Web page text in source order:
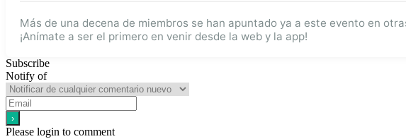
Más de una decena de miembros se han apuntado ya a este evento en
¡Anímate a ser el primero en venir desde la web y la app!
Subscribe
Notify of
Please login to comment